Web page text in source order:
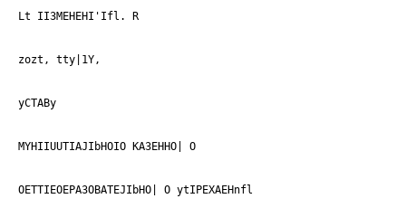
Lt II3MEHEHI'Ifl. R
zozt, tty|1Y,
yCTABy
MYHIIUUTIAJIbHOIO KA3EHHO| O
OETTIEOEPA3OBATEJIbHO| O ytIPEXAEHnfl